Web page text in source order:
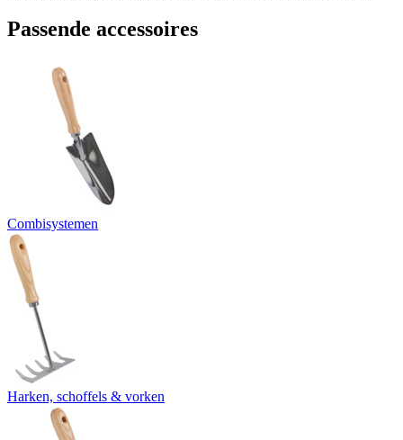
Passende accessoires
Combisystemen
Harken, schoffels & vorken